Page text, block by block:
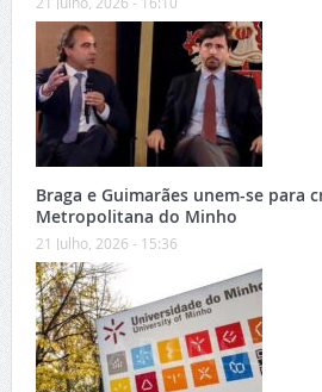
Braga e Guimarães unem-se para
Metropolitana do Minho
21 Julho, 2026 - 15:36